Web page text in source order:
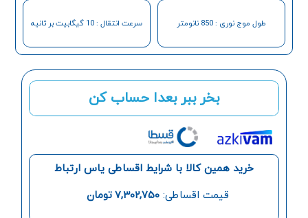
بخر ببر بعدا حساب کن
خرید همین کالا با شرایط اقساطی یاس ارتباط
قیمت اقساطی:7,302,750 تومان
طول موج نوری : 850 نانومتر سرعت انتقال : 10 گیگابیت بر ثانیه